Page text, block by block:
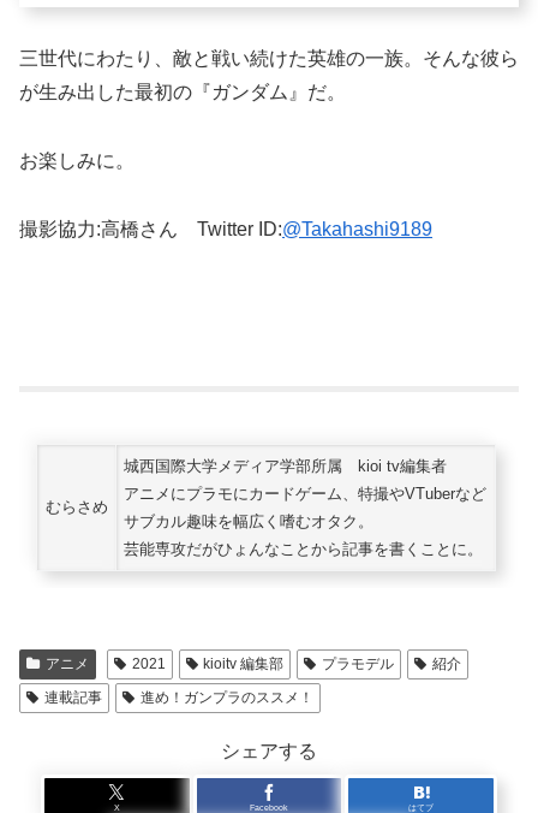
三世代にわたり、敵と戦い続けた英雄の一族。そんな彼ら
が生み出した最初の『ガンダム』だ。
お楽しみに。
撮影協力:高橋さん Twitter ID:@Takahashi9189
むらさめ
城西国際大学メディア学部所属 kioi tv編集者
アニメにプラモにカードゲーム、特撮やVTuberなど
サブカル趣味を幅広く嗜むオタク。
芸能専攻だがひょんなことから記事を書くことに。
アニメ 2021 kioitv 編集部 プラモデル
紹介
連載記事
進め！ガンプラのススメ！
シェアする
X Facebook はてブ